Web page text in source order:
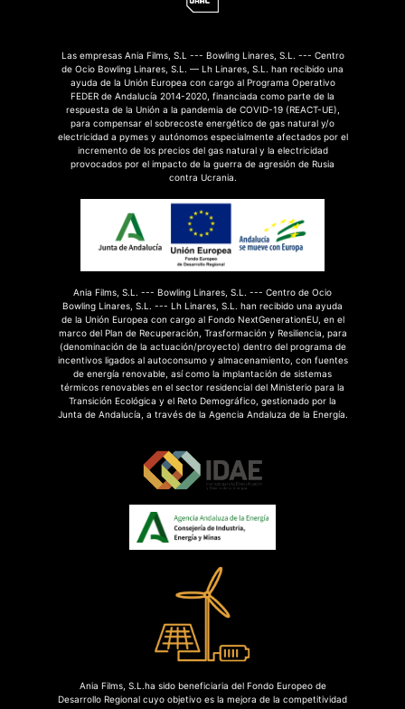
Las empresas Ania Films, S.L --- Bowling Linares, S.L. --- Centro
de Ocio Bowling Linares, S.L. — Lh Linares, S.L. han recibido una
ayuda de la Unión Europea con cargo al Programa Operativo
FEDER de Andalucía 2014-2020, financiada como parte de la
respuesta de la Unión a la pandemia de COVID-19 (REACT-UE),
para compensar el sobrecoste energético de gas natural y/o
electricidad a pymes y autónomos especialmente afectados por el
incremento de los precios del gas natural y la electricidad
provocados por el impacto de la guerra de agresión de Rusia
contra Ucrania.
Ania Films, S.L. --- Bowling Linares, S.L. --- Centro de Ocio
Bowling Linares, S.L. --- Lh Linares, S.L. han recibido una ayuda
de la Unión Europea con cargo al Fondo NextGenerationEU, en el
marco del Plan de Recuperación, Trasformación y Resiliencia, para
(denominación de la actuación/proyecto) dentro del programa de
incentivos ligados al autoconsumo y almacenamiento, con fuentes
de energía renovable, así como la implantación de sistemas
térmicos renovables en el sector residencial del Ministerio para la
Transición Ecológica y el Reto Demográfico, gestionado por la
Junta de Andalucía, a través de la Agencia Andaluza de la Energía.
Ania Films, S.L.ha sido beneficiaria del Fondo Europeo de
Desarrollo Regional cuyo objetivo es la mejora de la competitividad